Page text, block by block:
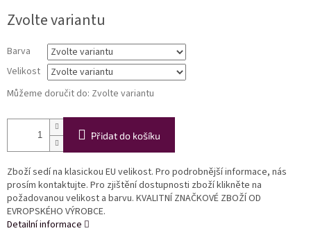
cena:
Zvolte variantu
Barva
Velikost
Můžeme doručit do: Zvolte variantu
Přidat do košíku
Zboží sedí na klasickou EU velikost. Pro podrobnější informace, nás
prosím kontaktujte. Pro zjištění dostupnosti zboží klikněte na
požadovanou velikost a barvu. KVALITNÍ ZNAČKOVÉ ZBOŽÍ OD
EVROPSKÉHO VÝROBCE.
Detailní informace